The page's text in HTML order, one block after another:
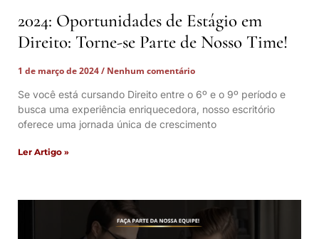
2024: Oportunidades de Estágio em
Direito: Torne-se Parte de Nosso Time!
1 de março de 2024
Nenhum comentário
Se você está cursando Direito entre o 6º e o 9º período e
busca uma experiência enriquecedora, nosso escritório
oferece uma jornada única de crescimento
Ler Artigo »